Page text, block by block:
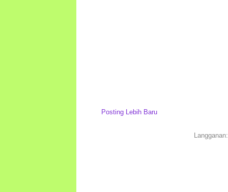
Posting Lebih Baru